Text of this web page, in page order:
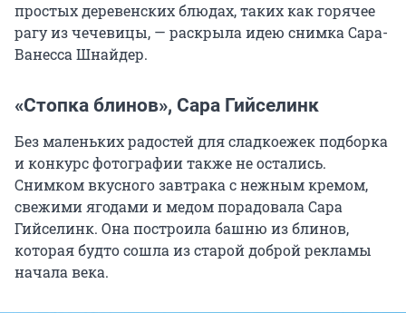
простых деревенских блюдах, таких как горячее
рагу из чечевицы, — раскрыла идею снимка Сара-
Ванесса Шнайдер.
«Стопка блинов», Сара Гийселинк
Без маленьких радостей для сладкоежек подборка
и конкурс фотографии также не остались.
Снимком вкусного завтрака с нежным кремом,
свежими ягодами и медом порадовала Сара
Гийселинк. Она построила башню из блинов,
которая будто сошла из старой доброй рекламы
начала века.